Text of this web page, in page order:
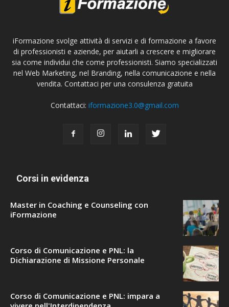
iFormazione svolge attività di servizi e di formazione a favore
di professionisti e aziende, per aiutarli a crescere e migliorare
sia come individui che come professionisti. Siamo specializzati
nel Web Marketing, nel Branding, nella comunicazione e nella
vendita. Contattaci per una consulenza gratuita
Contattaci: iformazione3.0@gmail.com
Corsi in evidenza
Master in Coaching e Counseling con
iFormazione
Corso di Comunicazione e PNL: la
Dichiarazione di Missione Personale
Corso di Comunicazione e PNL: impara a